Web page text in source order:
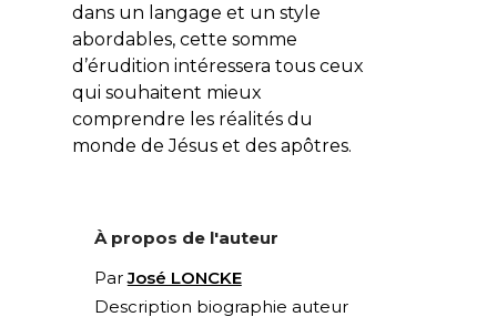
dans un langage et un style
abordables, cette somme
d’érudition intéressera tous ceux
qui souhaitent mieux
comprendre les réalités du
monde de Jésus et des apôtres.
À propos de l'auteur
ParJosé LONCKE
Description biographie auteur